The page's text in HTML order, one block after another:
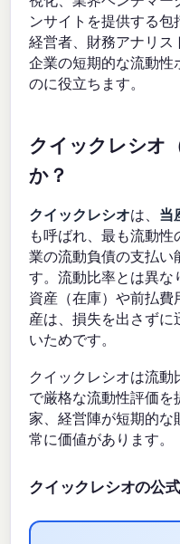
ンサイトを提供する包
経営者、財務アナリス
企業の短期的な流動性
のに役立ちます。
クイックレシオ
か？
クイックレシオは、 当
も呼ばれ、最も流動
業の流動負債の支払
す。流動比率とは異な
資産（在庫）や前払
産は、損失を出さずに
いためです。
クイックレシオは流
で厳格な流動性評価
家、経営陣が短期的
常に価値があります。
クイックレシオの公式